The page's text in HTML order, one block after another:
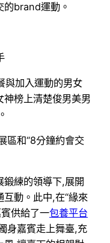
的brand運動。
與加入運動的男女
神榜上清楚俊男美男
區和“8分鐘約會交
鍛練的領導下,展開
動。此中,在“緣來
供給了一包養平台
身嘉賓走上舞臺,充